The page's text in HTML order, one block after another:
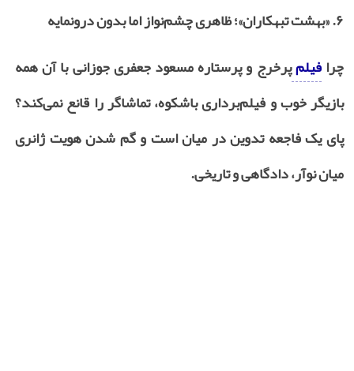
۶. « بهشت تبهکاران»؛ ظاهری چشم‌نواز اما بدون درونمایه
چرافیلمپرخرج و پرستاره مسعود جعفری جوزانی با آن همه
بازیگر خوب و فیلم‌برداری باشکوه، تماشاگر را قانع نمی‌کند؟
پای یک فاجعه تدوین در میان است و گم شدن هویت ژانری
میان نوآر، دادگاهی و تاریخی.